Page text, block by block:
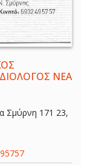
ΝΕΑ
Σμύρνη 171 23,